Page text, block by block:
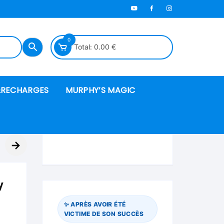
0
Total: 0.00 €
MURPHY’S MAGIC
→
✨ APRÈS AVOIR ÉTÉ
VICTIME DE SON SUCCÈS